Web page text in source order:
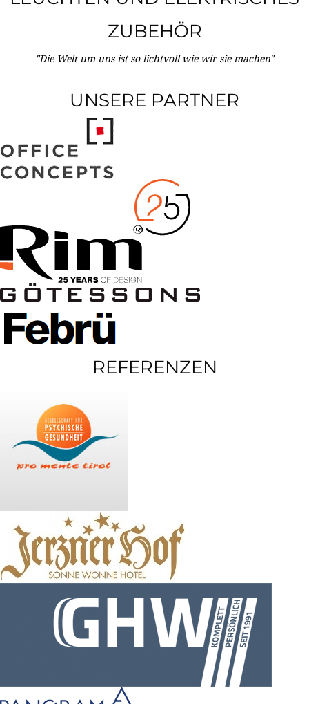
ZUBEHÖR
"Die Welt um uns ist so lichtvoll wie wir sie machen"
UNSERE PARTNER
REFERENZEN